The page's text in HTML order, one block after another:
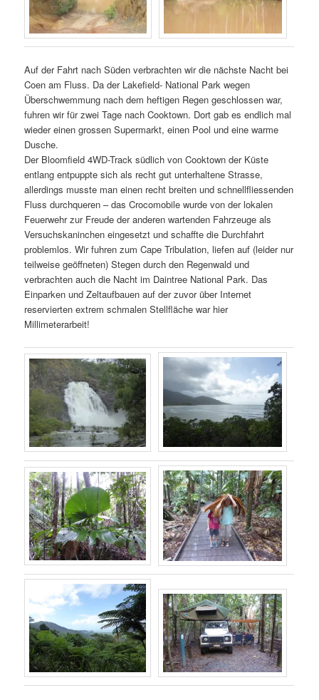
Auf der Fahrt nach Süden verbrachten wir die nächste Nacht bei
Coen am Fluss. Da der Lakefield- National Park wegen
Überschwemmung nach dem heftigen Regen geschlossen war,
fuhren wir für zwei Tage nach Cooktown. Dort gab es endlich mal
wieder einen grossen Supermarkt, einen Pool und eine warme
Dusche.
Der Bloomfield 4WD-Track südlich von Cooktown der Küste
entlang entpuppte sich als recht gut unterhaltene Strasse,
allerdings musste man einen recht breiten und schnellfliessenden
Fluss durchqueren – das Crocomobile wurde von der lokalen
Feuerwehr zur Freude der anderen wartenden Fahrzeuge als
Versuchskaninchen eingesetzt und schaffte die Durchfahrt
problemlos. Wir fuhren zum Cape Tribulation, liefen auf (leider nur
teilweise geöffneten) Stegen durch den Regenwald und
verbrachten auch die Nacht im Daintree National Park. Das
Einparken und Zeltaufbauen auf der zuvor über Internet
reservierten extrem schmalen Stellfläche war hier
Millimeterarbeit!